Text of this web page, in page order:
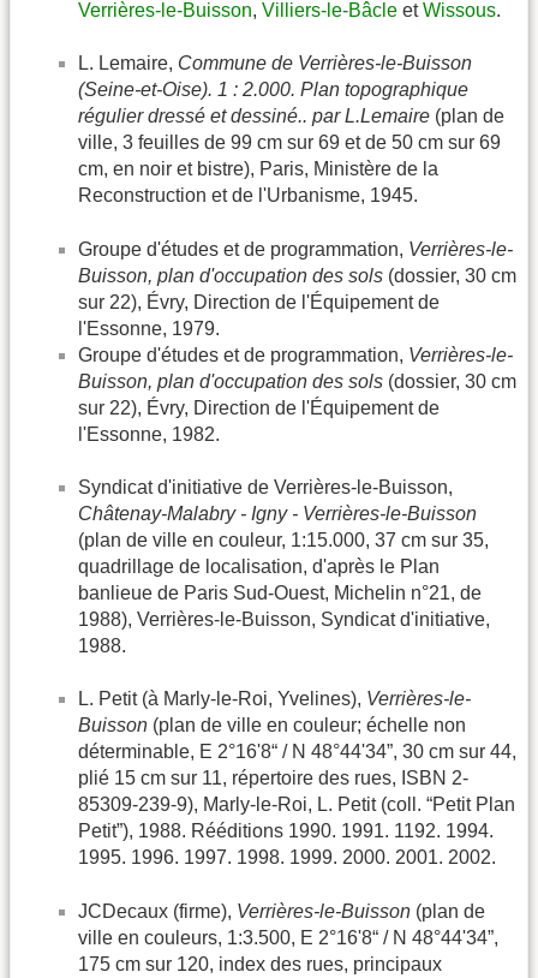
Verrières-le-Buisson, Villiers-le-Bâcle etWissous.
L. Lemaire, Commune de Verrières-le-Buisson
(Seine-et-Oise). 1 : 2.000. Plan topographique
régulier dressé et dessiné.. par L.Lemaire (plan de
ville, 3 feuilles de 99 cm sur 69 et de 50 cm sur 69
cm, en noir et bistre), Paris, Ministère de la
Reconstruction et de l'Urbanisme, 1945.
Groupe d'études et de programmation, Verrières-le-
Buisson, plan d'occupation des sols (dossier, 30 cm
sur 22), Évry, Direction de l'Équipement de
l'Essonne, 1979.
Groupe d'études et de programmation, Verrières-le-
Buisson, plan d'occupation des sols (dossier, 30 cm
sur 22), Évry, Direction de l'Équipement de
l'Essonne, 1982.
Syndicat d'initiative de Verrières-le-Buisson,
Châtenay-Malabry - Igny - Verrières-le-Buisson
(plan de ville en couleur, 1:15.000, 37 cm sur 35,
quadrillage de localisation, d'après le Plan
banlieue de Paris Sud-Ouest, Michelin n°21, de
1988), Verrières-le-Buisson, Syndicat d'initiative,
1988.
L. Petit (à Marly-le-Roi, Yvelines), Verrières-le-
Buisson (plan de ville en couleur; échelle non
déterminable, E 2°16'8“ / N 48°44'34”, 30 cm sur 44,
plié 15 cm sur 11, répertoire des rues, ISBN 2-
85309-239-9), Marly-le-Roi, L. Petit (coll. “Petit Plan
Petit”), 1988. Rééditions 1990. 1991. 1192. 1994.
1995. 1996. 1997. 1998. 1999. 2000. 2001. 2002.
JCDecaux (firme), Verrières-le-Buisson (plan de
ville en couleurs, 1:3.500, E 2°16'8“ / N 48°44'34”,
175 cm sur 120, index des rues, principaux